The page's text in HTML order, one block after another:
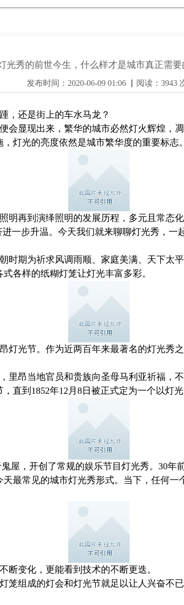
光秀的前世今生，什么样才是城市真正需要
发布时间：2020-06-09 01:06 ▏阅读：3943
，还是街上的车水马龙？
会显现出来，繁华的城市必然灯火辉煌，
灯光的亮度依然是城市繁华度的重要标志。
明再到演绎照明的发展历程，多元且常态
一步升温。今天我们就来聊聊灯光秀，一
时期为祈求风调雨顺、家庭美满、天下太
各样的纸糊灯笼让灯光丰富多彩。
灯光节。作为近两百年来最著名的灯光秀
里昂当地官员和贵族向圣母马利亚祈福，
直到1852年12月8日被正式定为一个以灯光
屋，开创了常规的娱乐节目灯光秀。30年
最常见的城市灯光秀形式。当下，任何
断变化，更能看到技术的不断更迭。
笼组成的灯会和灯光节就足以让人兴奋不